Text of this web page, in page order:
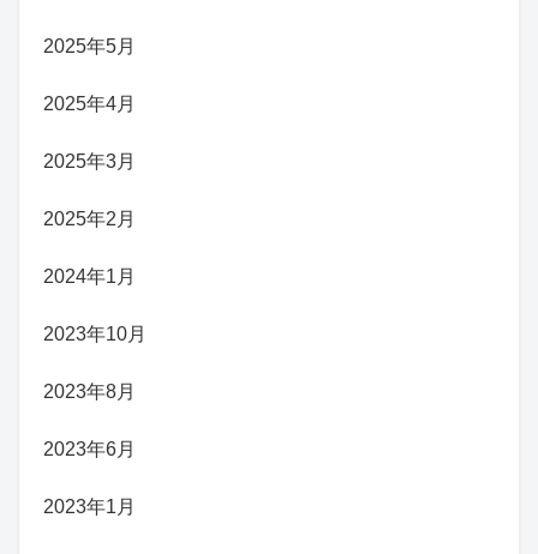
2025年5月
2025年4月
2025年3月
2025年2月
2024年1月
2023年10月
2023年8月
2023年6月
2023年1月